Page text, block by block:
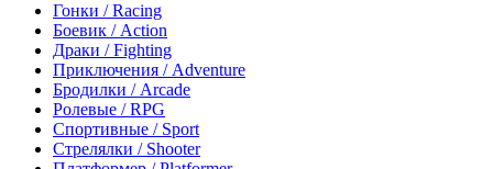
Гонки / Racing
Боевик / Action
Драки / Fighting
Приключения / Adventure
Бродилки / Arcade
Ролевые / RPG
Спортивные / Sport
Стрелялки / Shooter